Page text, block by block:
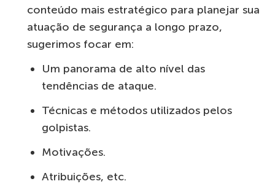
conteúdo mais estratégico para planejar sua
atuação de segurança a longo prazo,
sugerimos focar em:
Um panorama de alto nível das
tendências de ataque.
Técnicas e métodos utilizados pelos
golpistas.
Motivações.
Atribuições, etc.